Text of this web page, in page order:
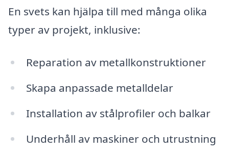
En svets kan hjälpa till med många olika
typer av projekt, inklusive:
Reparation av metallkonstruktioner
Skapa anpassade metalldelar
Installation av stålprofiler och balkar
Underhåll av maskiner och utrustning